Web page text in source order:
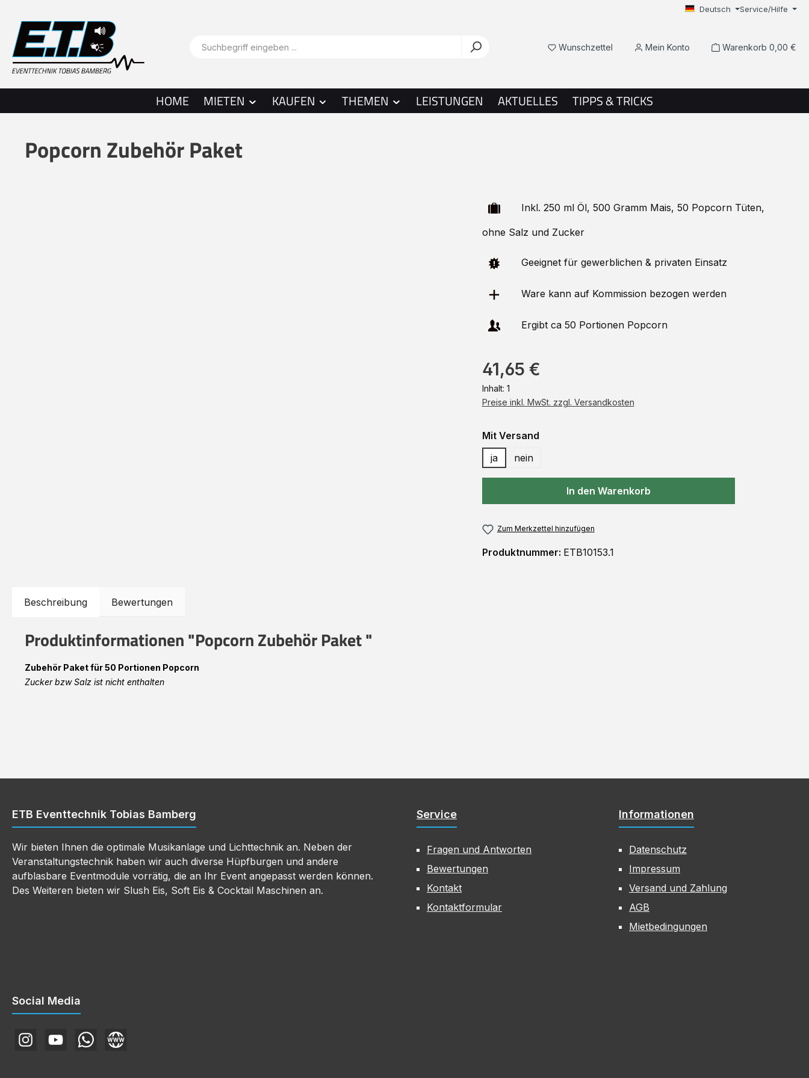
Deutsch Service/Hilfe
Wunschzettel Du hast 0 Produkte auf dem Merkzettel
Mein Konto Warenkorb 0,00 €
HOME MIETEN KAUFEN THEMEN LEISTUNGEN AKTUELLES TIPPS & TRICKS
Popcorn Zubehör Paket
Inkl. 250 ml Öl, 500 Gramm Mais, 50 Popcorn Tüten,
ohne Salz und Zucker
Geeignet für gewerblichen & privaten Einsatz
Ware kann auf Kommissionbezogen werden
Ergibt ca 50 Portionen Popcorn
41,65 €
Inhalt: 1
Preise inkl. MwSt. zzgl. Versandkosten
Mit Versandauswählen
ja
nein
In den Warenkorb
Zum Merkzettel hinzufügen
Produktnummer: ETB10153.1
Beschreibung Bewertungen
Produktinformationen "Popcorn Zubehör Paket "
Zubehör Paket für 50 Portionen Popcorn
Zucker bzw Salz ist nicht enthalten
ETB Eventtechnik Tobias Bamberg
Wir bieten Ihnen die optimale Musikanlage und Lichttechnik an. Neben der
Veranstaltungstechnik haben wir auch diverse Hüpfburgen und andere
aufblasbare Eventmodule vorrätig, die an Ihr Event angepasst werden können.
Des Weiteren bieten wir Slush Eis, Soft Eis & Cocktail Maschinen an.
Service
Fragen und Antworten
Bewertungen
Kontakt
Kontaktformular
Informationen
Datenschutz
Impressum
Versand und Zahlung
AGB
Mietbedingungen
Social Media
InstagramYouTubeWhatsApp
E-Mail